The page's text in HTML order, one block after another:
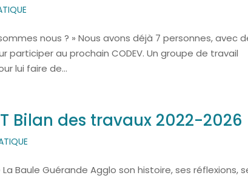
nous ? » Nous avons déjà 7 personnes, avec
au prochain CODEV. Un groupe de travail
lui faire de...
Bilan des travaux 2022-2026
La Baule Guérande Agglo son histoire, ses réflexions,